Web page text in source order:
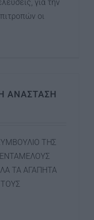
για την
οι
ΑΝΑΣΤΑΣΗ
ΤΗΣ
ΤΑ ΑΓΑΠΗΤΑ
ΤΟΥΣ